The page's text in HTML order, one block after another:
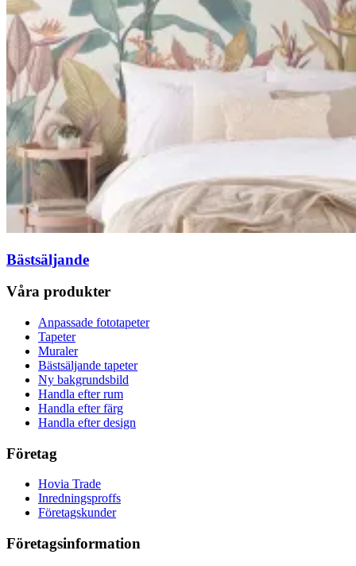
Bästsäljande
Våra produkter
Anpassade fototapeter
Tapeter
Muraler
Bästsäljande tapeter
Ny bakgrundsbild
Handla efter rum
Handla efter färg
Handla efter design
Företag
Hovia Trade
Inredningsproffs
Företagskunder
Företagsinformation